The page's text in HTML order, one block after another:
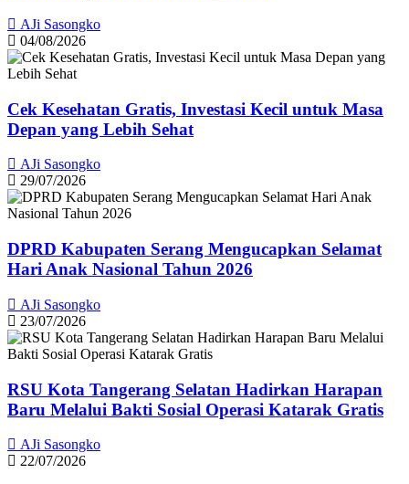
AJi Sasongko
04/08/2026
Cek Kesehatan Gratis, Investasi Kecil untuk Masa
Depan yang Lebih Sehat
AJi Sasongko
29/07/2026
DPRD Kabupaten Serang Mengucapkan Selamat
Hari Anak Nasional Tahun 2026
AJi Sasongko
23/07/2026
RSU Kota Tangerang Selatan Hadirkan Harapan
Baru Melalui Bakti Sosial Operasi Katarak Gratis
AJi Sasongko
22/07/2026